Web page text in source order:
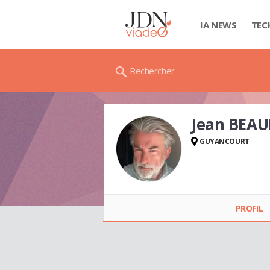
IA NEWS
Rechercher
Jean BEAUFORT
Jean
GUYANCOURT
PROFIL